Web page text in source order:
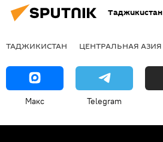
Таджикистан
ТАДЖИКИСТАН ЦЕНТРАЛЬНАЯ АЗИЯ
Макс Telegram